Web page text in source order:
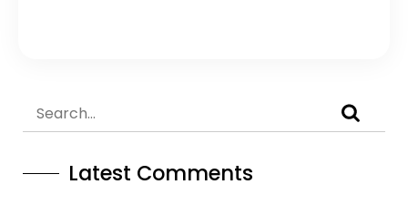
Latest Comments